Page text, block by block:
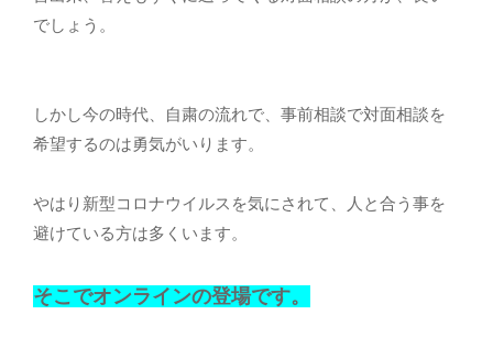
でしょう。
しかし今の時代、自粛の流れで、事前相談で対面相談を
希望するのは勇気がいります。
やはり新型コロナウイルスを気にされて、人と合う事を
避けている方は多くいます。
そこでオンラインの登場です。